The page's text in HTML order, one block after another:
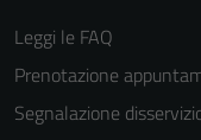
Leggi le FAQ
Prenotazione
Segnalazione